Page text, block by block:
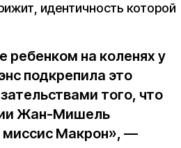
идентичность которой
ребенком на коленях у
подкрепила это
того, что
Жан-Мишель
миссис Макрон», —